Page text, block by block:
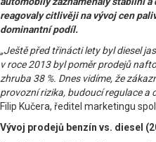
reagovaly citlivěji na vývoj cen
dominantní podíl.
„Ještě před třinácti lety byl diesel
v roce 2013 byl poměr prodejů
zhruba 38 %. Dnes vidíme, že
provozní rizika, budoucí regulace a
Filip Kučera, ředitel marketingu
Vývoj prodejů benzín vs. diesel